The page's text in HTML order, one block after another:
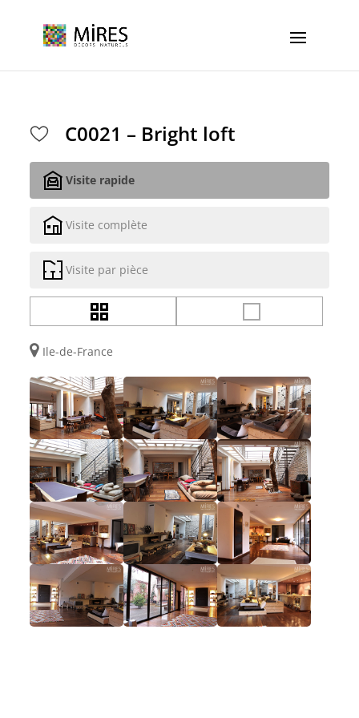
C0021 – Bright loft
Visite rapide
Visite complète
Visite par pièce
Ile-de-France